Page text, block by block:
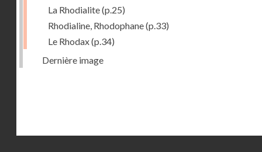
La Rhodialite(p.25)
Rhodialine, Rhodophane(p.33)
Le Rhodax(p.34)
Dernière image